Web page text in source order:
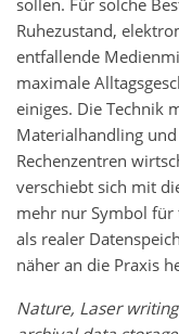
sollen. Für solche
Ruhezustand,
entfallende
maximale
einiges. Die Technik
Materialhandling
Rechenzentren
verschiebt sich mit
mehr nur Symbol für
als realer
näher an die Praxis
Nature, Laser